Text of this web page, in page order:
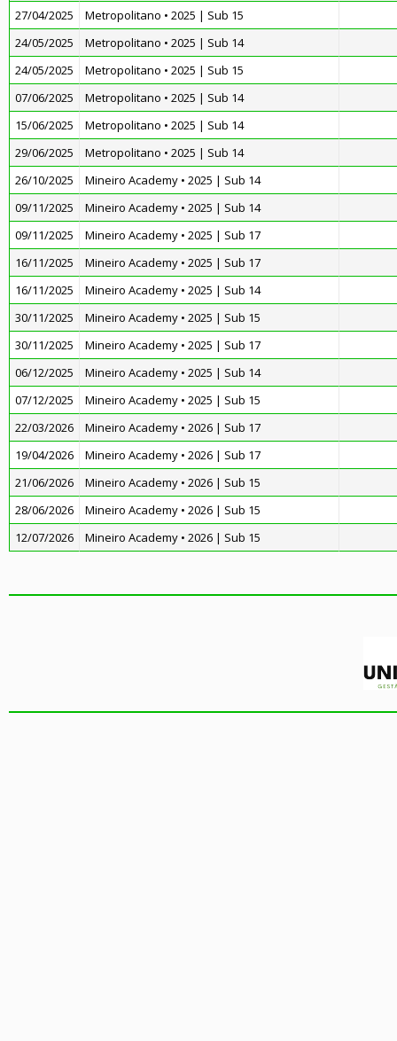
27/04/2025
Metropolitano • 2025 | Sub 15
24/05/2025
Metropolitano • 2025 | Sub 14
24/05/2025
Metropolitano • 2025 | Sub 15
07/06/2025
Metropolitano • 2025 | Sub 14
15/06/2025
Metropolitano • 2025 | Sub 14
29/06/2025
Metropolitano • 2025 | Sub 14
26/10/2025
Mineiro Academy • 2025 | Sub 14
09/11/2025
Mineiro Academy • 2025 | Sub 14
09/11/2025
Mineiro Academy • 2025 | Sub 17
16/11/2025
Mineiro Academy • 2025 | Sub 17
16/11/2025
Mineiro Academy • 2025 | Sub 14
30/11/2025
Mineiro Academy • 2025 | Sub 15
30/11/2025
Mineiro Academy • 2025 | Sub 17
06/12/2025
Mineiro Academy • 2025 | Sub 14
07/12/2025
Mineiro Academy • 2025 | Sub 15
22/03/2026
Mineiro Academy • 2026 | Sub 17
19/04/2026
Mineiro Academy • 2026 | Sub 17
21/06/2026
Mineiro Academy • 2026 | Sub 15
28/06/2026
Mineiro Academy • 2026 | Sub 15
12/07/2026
Mineiro Academy • 2026 | Sub 15